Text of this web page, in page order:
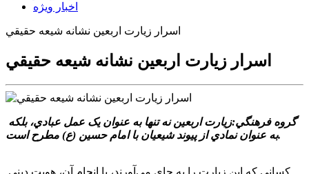
اخبار ویژه
اسرار زيارت اربعين نشانه شيعه حقيقي
اسرار زيارت اربعين نشانه شيعه حقيقي
به عنوان نمادي از پيوند شيعيان با امام حسين (ع) مطرح است.